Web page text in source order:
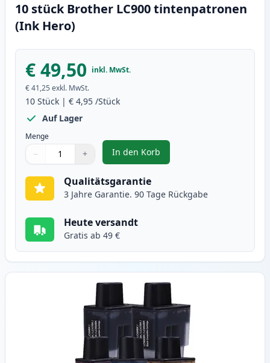
10 stück Brother LC900 tintenpatronen
(Ink Hero)
€ 49,50 inkl. MwSt.
€ 41,25 exkl. MwSt.
10 Stück | € 4,95 /Stück
Auf Lager
Menge
Verwenden Sie die Tasten, um anzupassen
− +
1
In den Korb
, 10 stück Brother LC900
Qualitätsgarantie
3 Jahre Garantie. 90 Tage Rückgabe
Heute versandt
Gratis ab 49 €